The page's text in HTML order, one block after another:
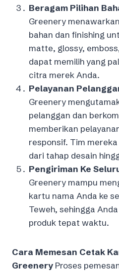
Beragam Pilihan
Greenery
bahan dan finishing
matte, glossy,
dapat memilih yang
citra merek Anda.
Pelayanan
Greenery
pelanggan dan
memberikan
responsif. Tim
dari tahap desain
Pengiriman Ke
Greenery mampu
kartu nama Anda ke
Teweh, sehingga
produk tepat waktu.
Cara Memesan Cetak
Greenery Proses